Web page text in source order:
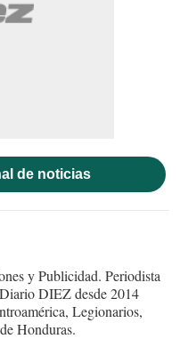
de noticias
y Publicidad. Periodista
DIEZ desde 2014
Legionarios,
Honduras.